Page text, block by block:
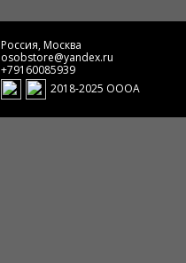
Россия, Москва
osobstore@yandex.ru
+79160085939
2018-2025 ОООА